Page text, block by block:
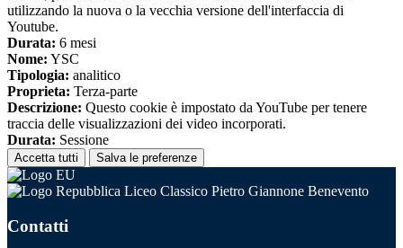
utilizzando la nuova o la vecchia versione dell'interfaccia di
Youtube.
Durata: 6 mesi
Nome: YSC
Tipologia: analitico
Proprieta: Terza-parte
Descrizione: Questo cookie è impostato da YouTube per tenere
traccia delle visualizzazioni dei video incorporati.
Durata: Sessione
Accetta tutti Salva le preferenze
Liceo Classico Pietro Giannone Benevento
Contatti